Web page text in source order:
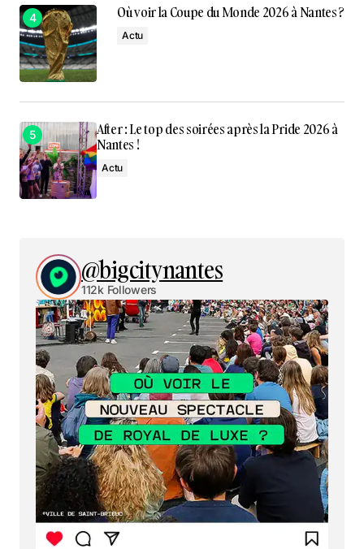
Où voir la Coupe du Monde 2026 à Nantes ?
Actu
After : Le top des soirées après la Pride 2026 à
Nantes !
Actu
@bigcitynantes
112k Followers